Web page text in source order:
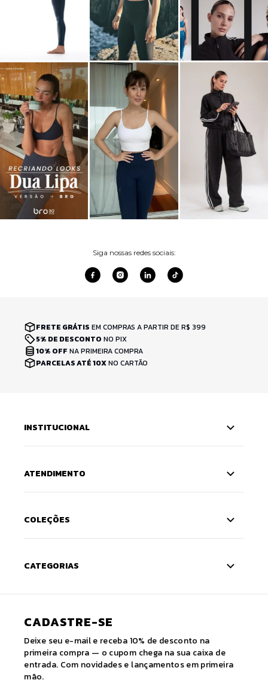
Siga nossas redes sociais:
FRETE GRÁTIS EM COMPRAS A PARTIR DE R$ 399
5% DE DESCONTO NO PIX
10% OFF NA PRIMEIRA COMPRA
PARCELAS ATÉ 10XNO CARTÃO
INSTITUCIONAL
ATENDIMENTO
COLEÇÕES
CATEGORIAS
CADASTRE-SE
Deixe seu e-mail e receba 10% de desconto na
primeira compra — o cupom chega na sua caixa de
entrada. Com novidades e lançamentos em primeira
mão.